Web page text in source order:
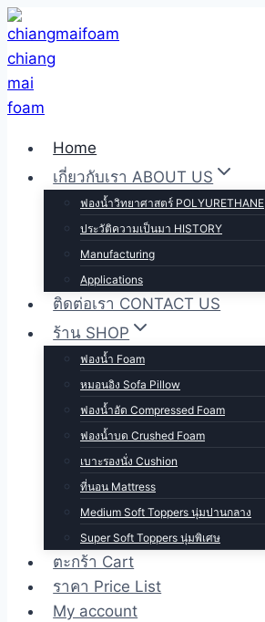
Skip
to
content
Home
เกี่ยวกับเรา ABOUT US
ฟองน้ำวิทยาศาสตร์ POLYURETHANE
ประวัติความเป็นมา HISTORY
Manufacturing
Applications
ติดต่อเรา CONTACT US
ร้าน SHOP
ฟองน้ำ Foam
หมอนอิง Sofa Pillow
ฟองน้ำอัด Compressed Foam
ฟองน้ำบด Crushed Foam
เบาะรองนั่ง Cushion
ที่นอน Mattress
Medium Soft Toppers นุ่มปานกลาง
Super Soft Toppers นุ่มพิเศษ
ตะกร้า Cart
ราคา Price List
My account